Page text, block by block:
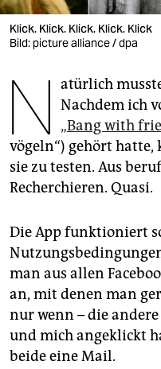
fragen & hilfe
abo
genossenschaft
epaper login
Klick. Klick. Klick. Klick. Klick
Bild: picture alliance / dpa
N atürlich
Nachdem ich
„Bang with
vögeln“) gehört
sie zu testen. Aus
Recherchieren. Quasi.
Die App funktioniert
man aus allen
an, mit denen man
nur wenn – die
und mich angeklickt
beide eine Mail.